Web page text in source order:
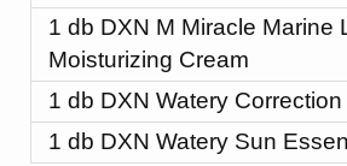
1 db DXN M Miracle Marine
Moisturizing Cream
1 db DXN Watery
1 db DXN Watery Sun